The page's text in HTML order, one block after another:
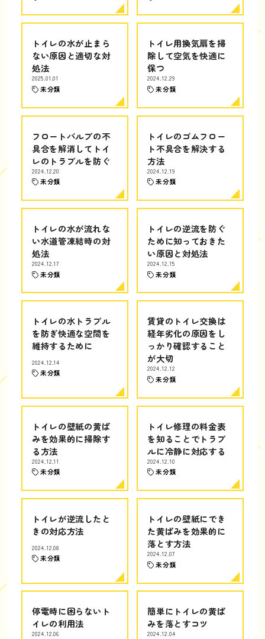
トイレの水が止まら
ない原因と適切な対
処法
2025.01.01
未分類
トイレ用換気扇を掃
除して空気を快適に
保つ
2024.12.29
未分類
フロートバルブの不
具合を解消してトイ
レのトラブルを防ぐ
2024.12.20
未分類
トイレのゴムフロー
ト不具合を解決する
方法
2024.12.19
未分類
トイレの水が流れな
い水道管凍結時の対
処法
2024.12.17
未分類
トイレの逆流を防ぐ
ために知っておきた
い原因と対処法
2024.12.15
未分類
トイレの水トラブル
を防ぎ快適な空間を
維持するために
2024.12.14
未分類
賃貸のトイレ交換は
経年劣化の原因をし
っかり確認すること
が大切
2024.12.12
未分類
トイレの壁紙の黄ば
みを効果的に掃除す
る方法
2024.12.11
未分類
トイレ修理の料金表
を知ることでトラブ
ルに冷静に対応する
2024.12.10
未分類
トイレが逆流したと
きの対応方法
2024.12.08
未分類
トイレの壁紙にでき
た黄ばみを効果的に
落とす方法
2024.12.07
未分類
停電時に困らないト
イレの利用法
2024.12.06
簡単にトイレの黄ば
みを落とすコツ
2024.12.04